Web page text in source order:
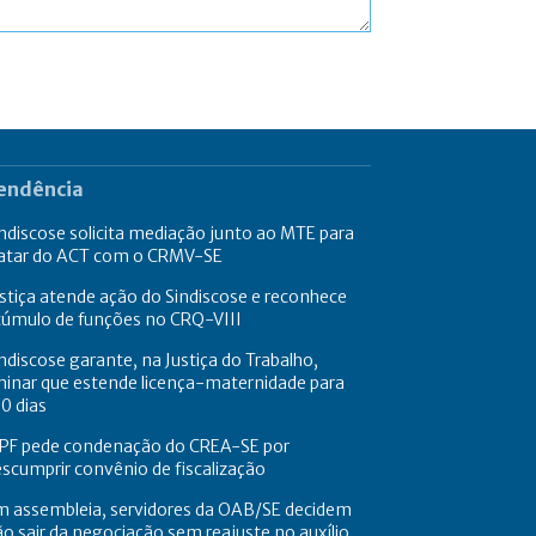
solicita mediação junto ao MTE para
do ACT com o CRMV-SE
atende ação do Sindiscose e reconhece
de funções no CRQ-VIII
garante, na Justiça do Trabalho,
que estende licença-maternidade para
dias
pede condenação do CREA-SE por
convênio de fiscalização
assembleia, servidores da OAB/SE decidem